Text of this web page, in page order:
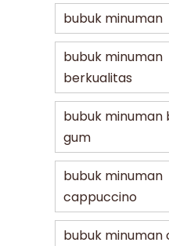
bubuk minuman
bubuk minuman
berkualitas
bubuk minuman
gum
bubuk minuman
cappuccino
bubuk